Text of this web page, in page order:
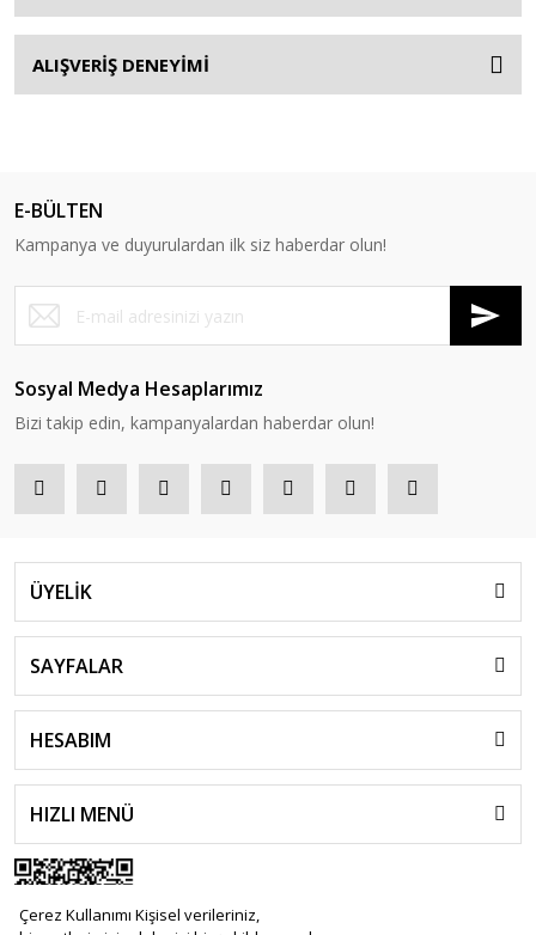
Çerez Kullanımı Kişisel verileriniz,
ALIŞVERİŞ DENEYİMİ
E-BÜLTEN
Kampanya ve duyurulardan ilk siz haberdar olun!
Sosyal Medya Hesaplarımız
Bizi takip edin, kampanyalardan haberdar olun!
ÜYELİK
SAYFALAR
HESABIM
HIZLI MENÜ